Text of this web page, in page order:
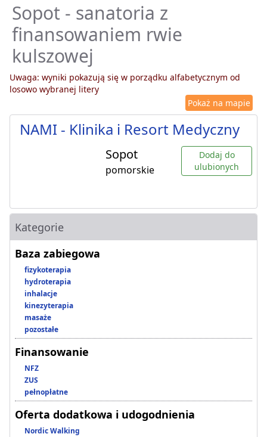
Sopot - sanatoria z
finansowaniem rwie
kulszowej
Uwaga: wyniki pokazują się w porządku alfabetycznym od
losowo wybranej litery
Pokaż na mapie
NAMI - Klinika i Resort Medyczny
Sopot
pomorskie
Dodaj do
ulubionych
Kategorie
Baza zabiegowa
fizykoterapia
hydroterapia
inhalacje
kinezyterapia
masaże
pozostałe
Finansowanie
NFZ
ZUS
pełnopłatne
Oferta dodatkowa i udogodnienia
Nordic Walking